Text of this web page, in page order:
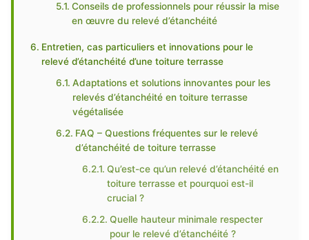
Conseils de professionnels pour réussir la mise
en œuvre du relevé d’étanchéité
Entretien, cas particuliers et innovations pour le
relevé d’étanchéité d’une toiture terrasse
Adaptations et solutions innovantes pour les
relevés d’étanchéité en toiture terrasse
végétalisée
FAQ – Questions fréquentes sur le relevé
d’étanchéité de toiture terrasse
Qu’est-ce qu’un relevé d’étanchéité en
toiture terrasse et pourquoi est-il
crucial ?
Quelle hauteur minimale respecter
pour le relevé d’étanchéité ?